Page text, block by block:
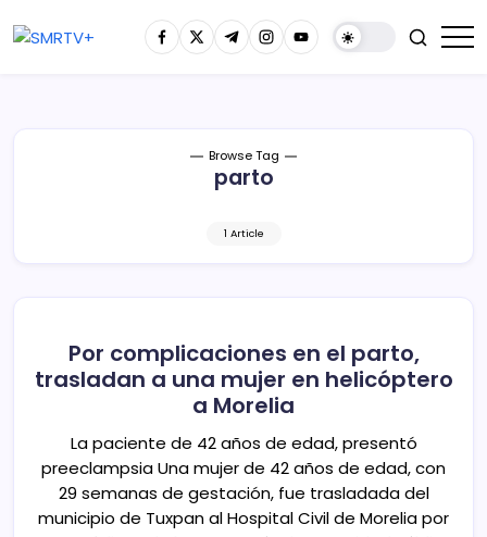
Browse Tag
parto
1 Article
Por complicaciones en el parto,
trasladan a una mujer en helicóptero
a Morelia
La paciente de 42 años de edad, presentó
preeclampsia Una mujer de 42 años de edad, con
29 semanas de gestación, fue trasladada del
municipio de Tuxpan al Hospital Civil de Morelia por